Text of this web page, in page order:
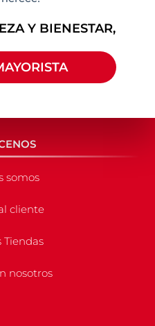
Y BIENESTAR,
somos
cliente
Tiendas
nosotros